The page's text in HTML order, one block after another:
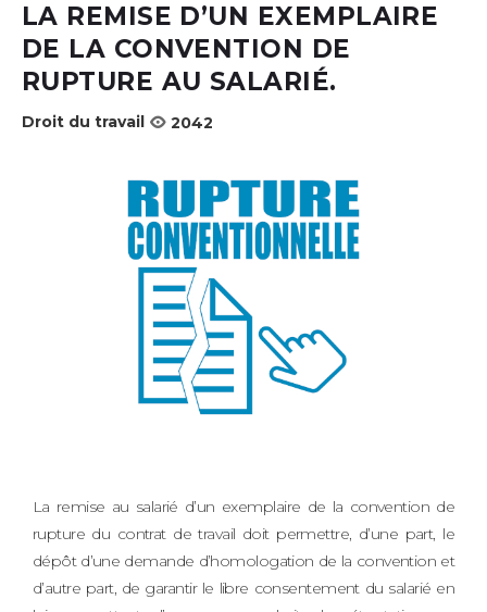
LA REMISE D’UN EXEMPLAIRE
DE LA CONVENTION DE
RUPTURE AU SALARIÉ.
Droit du travail 2042
La remise au salarié d’un exemplaire de la convention de
rupture du contrat de travail doit permettre, d’une part, le
dépôt d’une demande d’homologation de la convention et
d’autre part, de garantir le libre consentement du salarié en